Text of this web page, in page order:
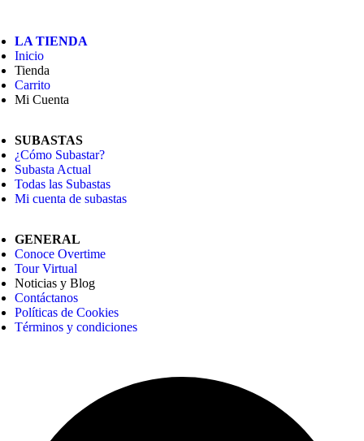
LA TIENDA
Inicio
Tienda
Carrito
Mi Cuenta
SUBASTAS
¿Cómo Subastar?
Subasta Actual
Todas las Subastas
Mi cuenta de subastas
GENERAL
Conoce Overtime
Tour Virtual
Noticias y Blog
Contáctanos
Políticas de Cookies
Términos y condiciones